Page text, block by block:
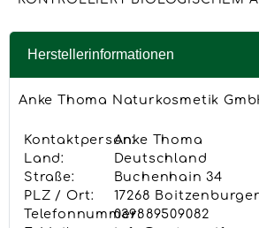
Herstellerinformationen
Anke Thoma Naturkosmetik
Kontaktperson:Anke Thoma
Land:
Deutschland
Straße:
Buchenhain 34
PLZ / Ort:
17268
Telefonnummer:039889509082